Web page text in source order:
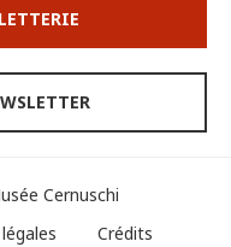
Cernuschi
Crédits